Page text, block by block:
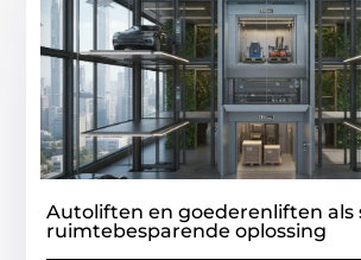
Autoliften en goederenliften als
ruimtebesparende oplossing